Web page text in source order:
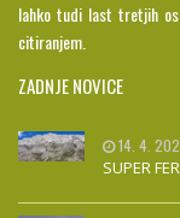
lahko tudi last tretjih
citiranjem.
ZADNJE NOVICE
14. 4.
SUPER